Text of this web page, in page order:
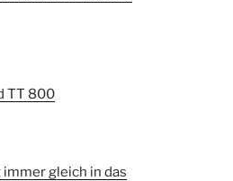
TT 800
gleich in das